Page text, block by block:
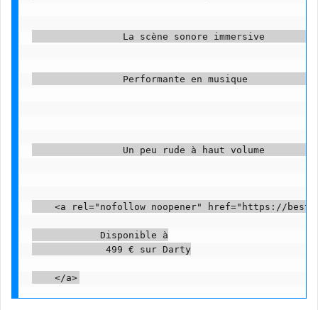
La scène sonore
Performante en
Un peu rude à haut
<a rel="nofollow noopener" href="https://
            Disponible à
             499 € sur Darty
    </a>